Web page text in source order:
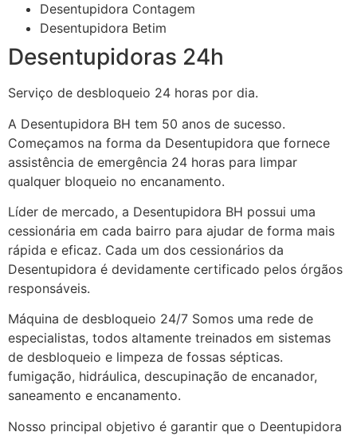
Desentupidora Contagem
Desentupidora Betim
Desentupidoras 24h
Serviço de desbloqueio 24 horas por dia.
A Desentupidora BH tem 50 anos de sucesso.
Começamos na forma da Desentupidora que fornece
assistência de emergência 24 horas para limpar
qualquer bloqueio no encanamento.
Líder de mercado, a Desentupidora BH possui uma
cessionária em cada bairro para ajudar de forma mais
rápida e eficaz. Cada um dos cessionários da
Desentupidora é devidamente certificado pelos órgãos
responsáveis.
Máquina de desbloqueio 24/7 Somos uma rede de
especialistas, todos altamente treinados em sistemas
de desbloqueio e limpeza de fossas sépticas.
fumigação, hidráulica, descupinação de encanador,
saneamento e encanamento.
Nosso principal objetivo é garantir que o Deentupidora